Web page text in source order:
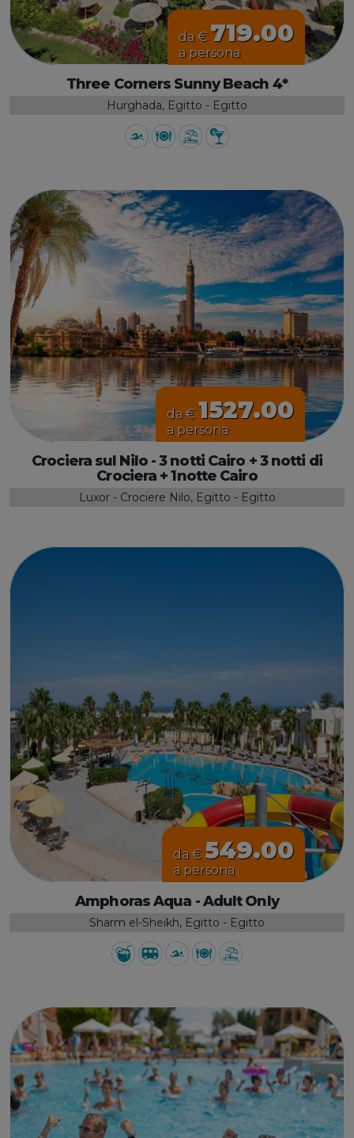
da € 719.00
a persona
Three Corners Sunny Beach 4*
Hurghada, Egitto - Egitto
da €1527.00
a persona
Crociera sul Nilo - 3 notti Cairo + 3 notti di
Crociera + 1notte Cairo
Luxor - Crociere Nilo, Egitto - Egitto
da €549.00
a persona
Amphoras Aqua - Adult Only
Sharm el-Sheikh, Egitto - Egitto